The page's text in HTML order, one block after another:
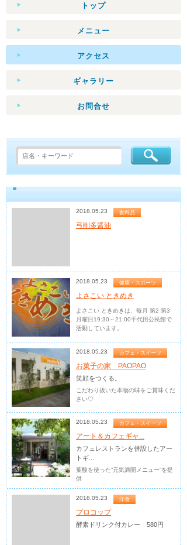
トップ
メニュー
アクセス
ギャラリー
お問合せ
2018.05.23 食料品
弓削多醤油
2018.05.23 健康・スポーツ
よさこい ときめき
よさこい ときめきは、毎月 第2 第3
月曜日19:30～21:00千代田公民館で
活動しています。
2018.05.23 カフェ・スイーツ
お菓子の家 PAOPAO
笑顔をつくる。
こだわり抜いた本物の味をご賞味くだ
さい♡
2018.05.23 カフェ・スイーツ
アート＆カフェギャ...
カフェレストランを併設したアー
トギ...
葉酸を使った”元気満開メニュー”を提
供
2018.05.23 洋食
プロコップ
酵素ドリンク付カレー 580円